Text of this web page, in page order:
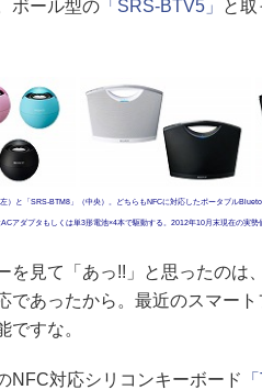
ボール型の 「SRS-BTV5」 と
）と「SRS-BTM8」（中央）。どちらもNFCに対応したポータブル
アダプタもしくは単3形電池×4本で駆動する。2012年10月末現在の実
見て「あっ!!」と思ったのは
であったから。最近のスマー
ですな。
NFC対応シリコンキーボード